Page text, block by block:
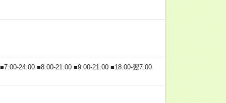
24:00 ■8:00-21:00 ■9:00-21:00 ■18:00-翌7:00